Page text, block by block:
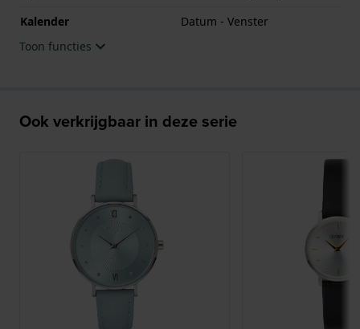
Kalender
Datum - Venster
Toon functies
Ook verkrijgbaar in deze serie